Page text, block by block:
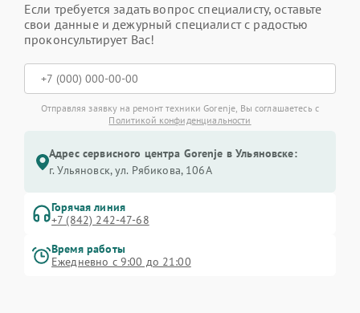
Если требуется задать вопрос специалисту, оставьте
свои данные и дежурный специалист с радостью
проконсультирует Вас!
Отправляя заявку на ремонт техники Gorenje, Вы соглашаетесь с
Политикой конфиденциальности
Адрес сервисного центра Gorenje в Ульяновске:
г. Ульяновск, ул. Рябикова, 106А
Горячая линия
+7 (842) 242-47-68
Время работы
Ежедневно с 9:00 до 21:00